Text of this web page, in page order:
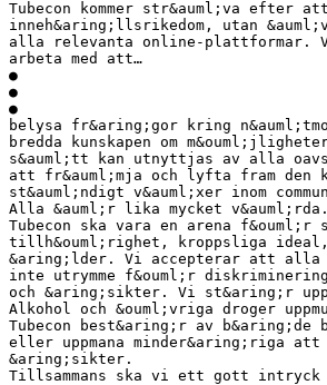
Tubecon kommer str&auml;va efter
inneh&aring;llsrikedom, utan
alla relevanta online-plattformar.
arbeta med att…
●
●
●
belysa fr&aring;gor kring
bredda kunskapen om
s&auml;tt kan utnyttjas av alla
att fr&auml;mja och lyfta fram den
st&auml;ndigt v&auml;xer inom
Alla &auml;r lika mycket v&auml;rda.
Tubecon ska vara en arena
tillh&ouml;righet, kroppsliga
&aring;lder. Vi accepterar att alla
inte utrymme f&ouml;r
och &aring;sikter. Vi st&aring;r upp
Alkohol och &ouml;vriga droger
Tubecon best&aring;r av b&aring;de
eller uppmana minder&aring;riga
&aring;sikter.
Tillsammans ska vi ett gott intryck